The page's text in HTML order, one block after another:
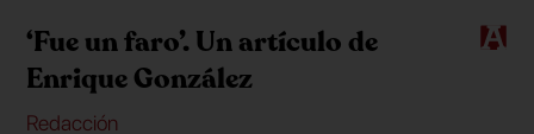
‘Fue un faro’. Un artículo de
Enrique González
Redacción